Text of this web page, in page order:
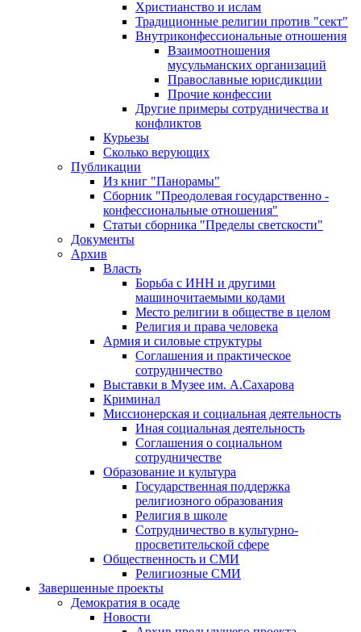
Христианство и ислам
Традиционные религии против "сект"
Внутриконфессиональные отношения
Взаимоотношения
мусульманских организаций
Православные юрисдикции
Прочие конфессии
Другие примеры сотрудничества и
конфликтов
Курьезы
Сколько верующих
Публикации
Из книг "Панорамы"
Сборник "Преодолевая государственно -
конфессиональные отношения"
Статьи сборника "Пределы светскости"
Документы
Архив
Власть
Борьба с ИНН и другими
машиночитаемыми кодами
Место религии в обществе в целом
Религия и права человека
Армия и силовые структуры
Соглашения и практическое
сотрудничество
Выставки в Музее им. А.Сахарова
Криминал
Миссионерская и социальная деятельность
Иная социальная деятельность
Соглашения о социальном
сотрудничестве
Образование и культура
Государственная поддержка
религиозного образования
Религия в школе
Сотрудничество в культурно-
просветительской сфере
Общественность и СМИ
Религиозные СМИ
Завершенные проекты
Демократия в осаде
Новости